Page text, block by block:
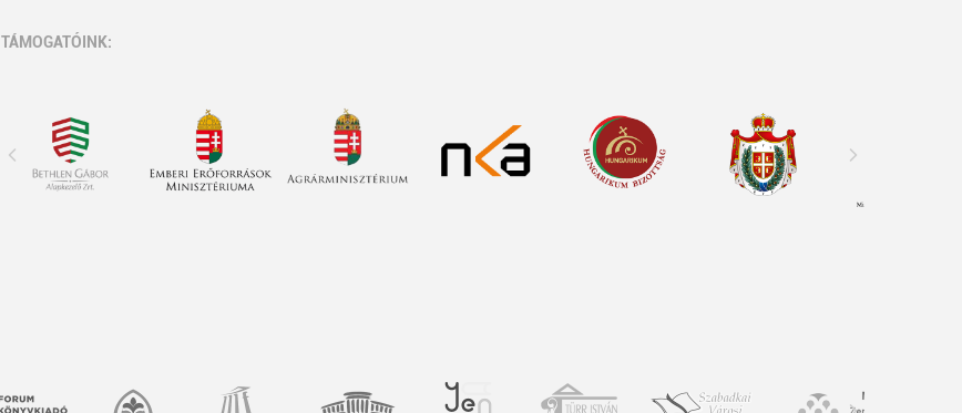
TÁMOGATÓINK: